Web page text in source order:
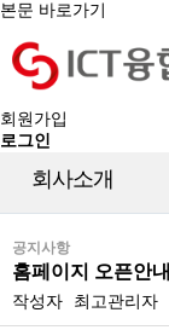
본문 바로가기
회원가입
로그인
회사소개
공지사항
홈페이지 오픈안내
작성자 최고관리자